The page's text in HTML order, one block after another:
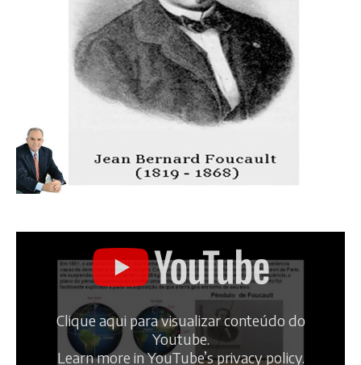
Clique aqui para visualizar conteúdo do
Youtube.
Learn more inYouTube’s privacy policy.